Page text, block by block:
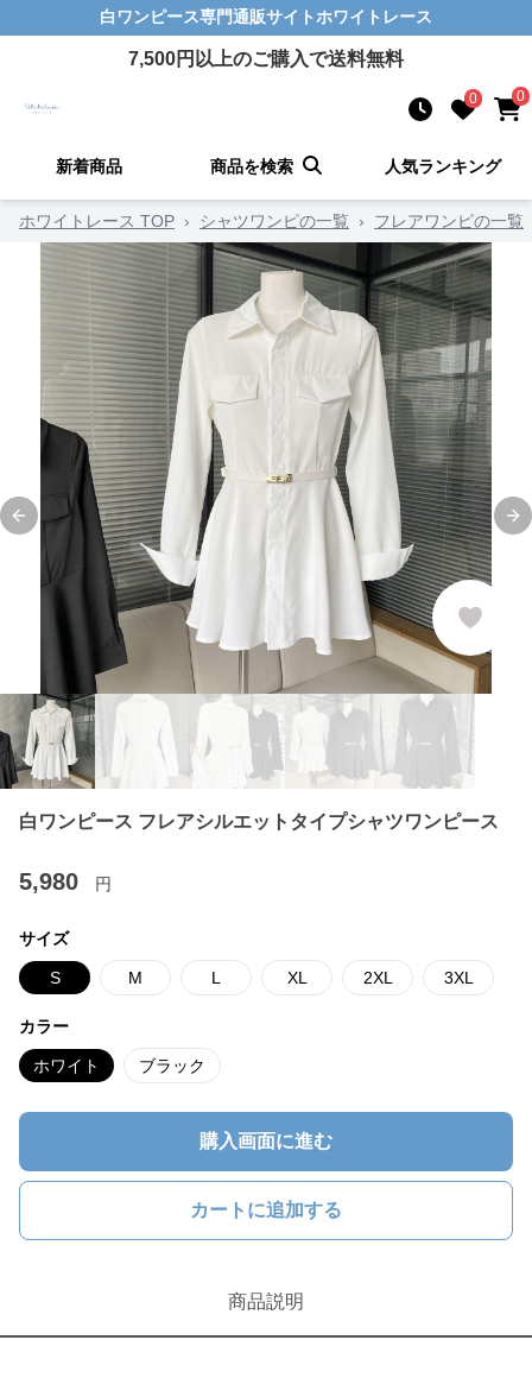
白ワンピース専門通販サイトホワイトレース
7,500円以上のご購入で送料無料
0 0
新着商品 商品を検索 人気ランキング
ホワイトレース TOP › シャツワンピの一覧 › フレアワンピの一覧
Previous slide
白ワンピース フレアシルエットタイプシャツワンピース
5,980 円
サイズ
S M L XL 2XL 3XL
カラー
ホワイト ブラック
購入画面に進む
カートに追加する
商品説明